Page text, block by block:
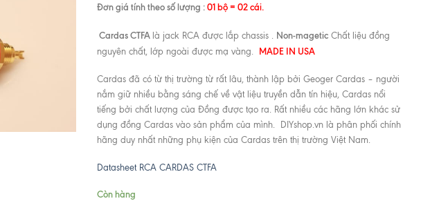
Đơn giá tính theo số lượng :01 bộ = 02 cái.
Cardas CTFA là jack RCA được lắp chassis . Non-magetic Chất liệu đồng
nguyên chất, lớp ngoài được mạ vàng. MADE IN USA
Cardas đã có từ thị trường từ rất lâu, thành lập bởi Geoger Cardas – người
nắm giữ nhiều bằng sáng chế về vật liệu truyền dẫn tín hiệu, Cardas nổi
tiếng bởi chất lượng của Đồng được tạo ra. Rất nhiều các hãng lớn khác sử
dụng đồng Cardas vào sản phẩm của mình. DIYshop.vn là phân phối chính
hãng duy nhất những phụ kiện của Cardas trên thị trường Việt Nam.
Datasheet RCA CARDAS CTFA
Còn hàng